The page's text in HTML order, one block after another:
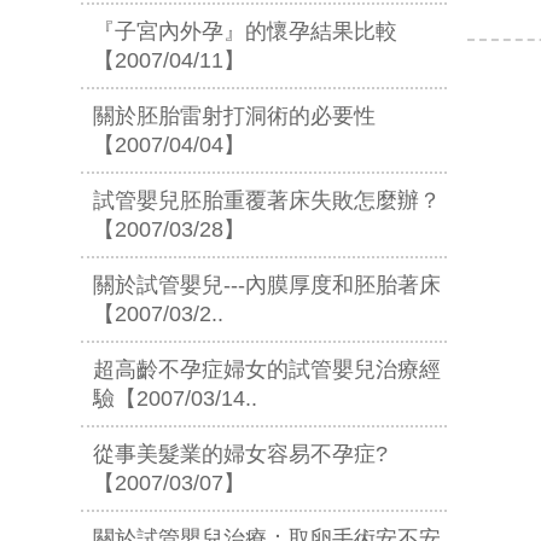
『子宮內外孕』的懷孕結果比較
【2007/04/11】
關於胚胎雷射打洞術的必要性
【2007/04/04】
試管嬰兒胚胎重覆著床失敗怎麼辦？
【2007/03/28】
關於試管嬰兒---內膜厚度和胚胎著床
【2007/03/2..
超高齡不孕症婦女的試管嬰兒治療經
驗【2007/03/14..
從事美髮業的婦女容易不孕症?
【2007/03/07】